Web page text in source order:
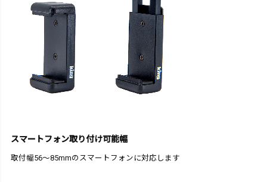
スマートフォン取り付け可能幅
取付幅56～85mmのスマートフォンに対応します